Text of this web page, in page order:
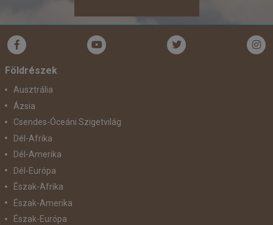
Földrészek
Ausztrália
Ázsia
Csendes-Óceáni Szigetvilág
Dél-Afrika
Dél-Amerika
Dél-Európa
Észak-Afrika
Észak-Amerika
Észak-Európa